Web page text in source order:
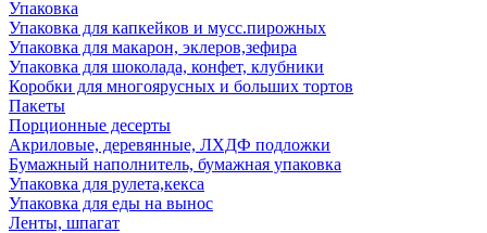
Упаковка
Упаковка для капкейков и мусс.пирожных
Упаковка для макарон, эклеров,зефира
Упаковка для шоколада, конфет, клубники
Коробки для многоярусных и больших тортов
Пакеты
Порционные десерты
Акриловые, деревянные, ЛХДФ подложки
Бумажный наполнитель, бумажная упаковка
Упаковка для рулета,кекса
Упаковка для еды на вынос
Ленты, шпагат